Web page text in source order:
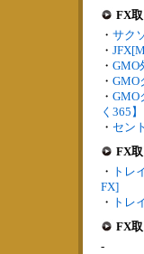
FX
・ サク
・
・ GMO
・ GMO
・ GMO
く365】
・ セン
FX
・ トレ
FX]
・ トレ
FX
-